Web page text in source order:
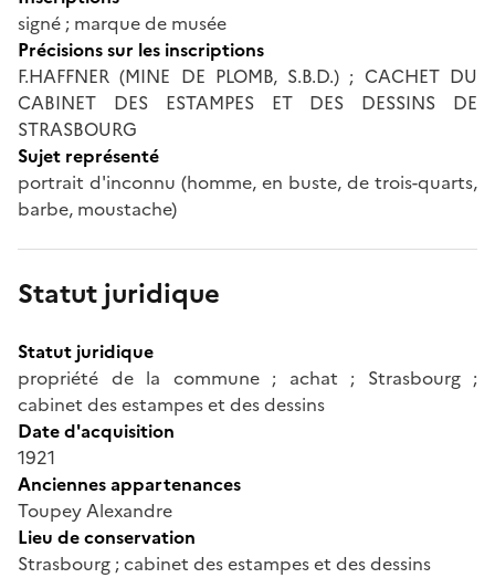
signé ; marque de musée
Précisions sur les inscriptions
F.HAFFNER (MINE DE PLOMB, S.B.D.) ; CACHET DU
CABINET DES ESTAMPES ET DES DESSINS DE
STRASBOURG
Sujet représenté
portrait d'inconnu (homme, en buste, de trois-quarts,
barbe, moustache)
Statut juridique
Statut juridique
propriété de la commune ; achat ; Strasbourg ;
cabinet des estampes et des dessins
Date d'acquisition
1921
Anciennes appartenances
Toupey Alexandre
Lieu de conservation
Strasbourg ; cabinet des estampes et des dessins